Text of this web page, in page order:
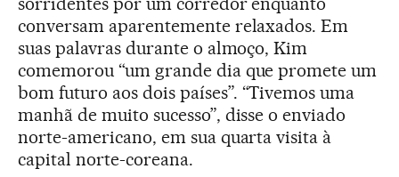
conversam aparentemente relaxados. Em
suas palavras durante o almoço, Kim
comemorou “um grande dia que promete um
bom futuro aos dois países”. “Tivemos uma
manhã de muito sucesso”, disse o enviado
norte-americano, em sua quarta visita à
capital norte-coreana.